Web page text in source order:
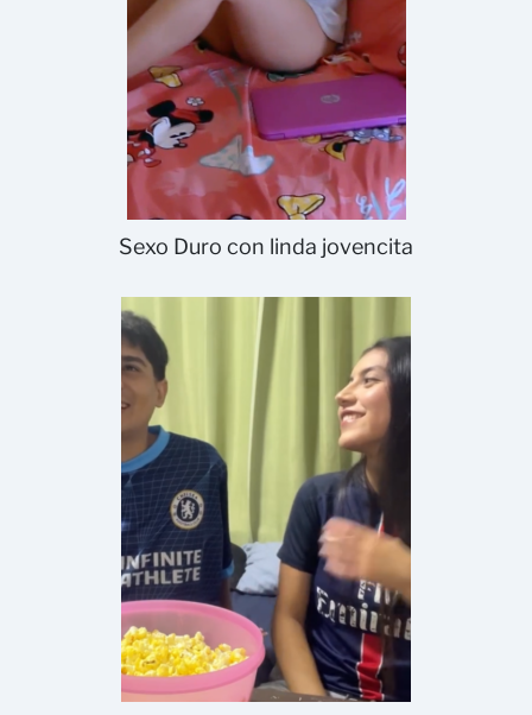
Sexo Duro con linda jovencita